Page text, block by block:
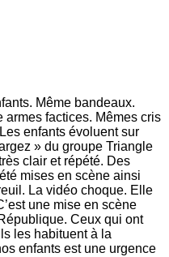
Même bandeaux.
armes factices. Mêmes cris
enfants évoluent sur
» du groupe Triangle
clair et répété. Des
mises en scène ainsi
La vidéo choque. Elle
une mise en scène
Ceux qui ont
les habituent à la
enfants est une urgence